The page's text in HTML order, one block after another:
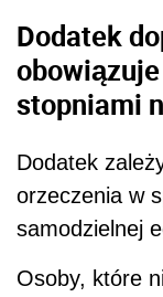
Dodatek
stopniami
Dodatek
orzeczenia w
samodzielnej
Osoby, które